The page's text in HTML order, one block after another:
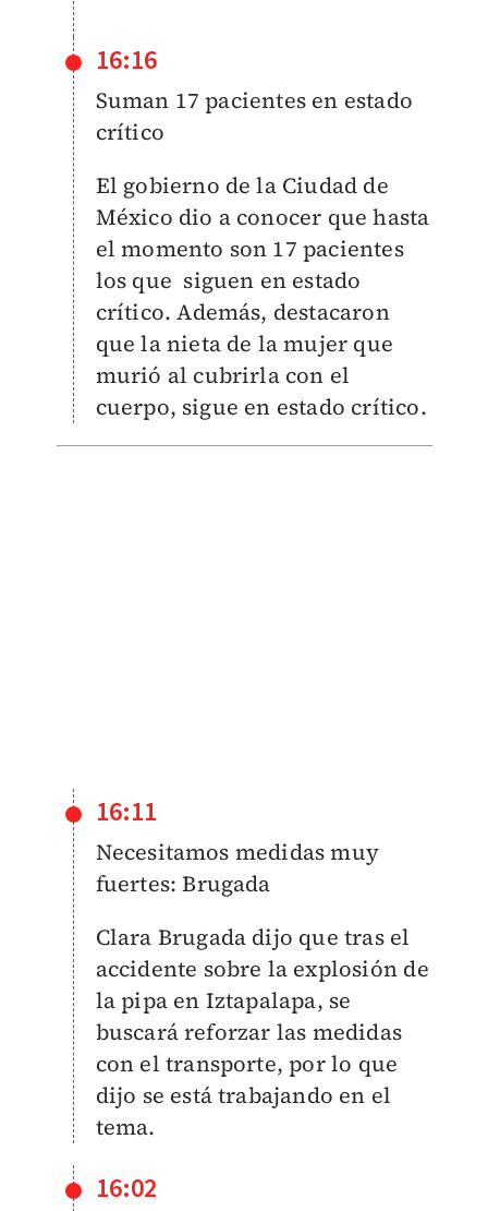
16:16
Suman 17 pacientes en estado
crítico
El gobierno de la Ciudad de
México dio a conocer que hasta
el momento son 17 pacientes
los que siguen en estado
crítico. Además, destacaron
que la nieta de la mujer que
murió al cubrirla con el
cuerpo, sigue en estado crítico.
16:11
Necesitamos medidas muy
fuertes: Brugada
Clara Brugada dijo que tras el
accidente sobre la explosión de
la pipa en Iztapalapa, se
buscará reforzar las medidas
con el transporte, por lo que
dijo se está trabajando en el
tema.
16:02